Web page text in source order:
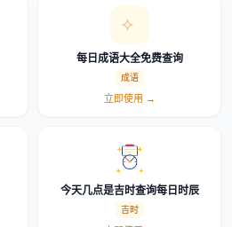
每日成语大全免费查询
成语
立即使用 →
今天几点是吉时查询每日时辰
吉时